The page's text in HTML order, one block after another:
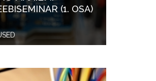
(1. OSA)